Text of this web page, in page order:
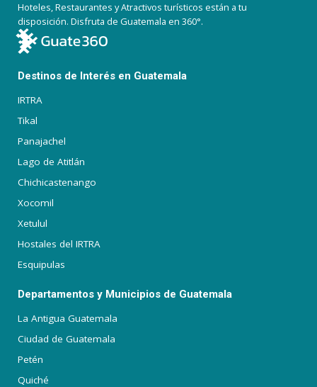
Hoteles, Restaurantes y Atractivos turísticos están a tu
disposición. Disfruta de Guatemala en 360°.
Destinos de Interés en Guatemala
IRTRA
Tikal
Panajachel
Lago de Atitlán
Chichicastenango
Xocomil
Xetulul
Hostales del IRTRA
Esquipulas
Departamentos y Municipios de Guatemala
La Antigua Guatemala
Ciudad de Guatemala
Petén
Quiché